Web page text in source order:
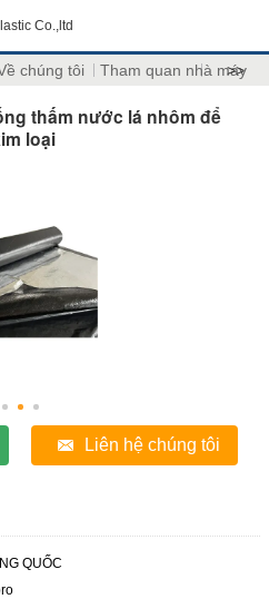
Co.,ltd
chúng tôi Tham quan nhà máy
>>
thấm nước lá nhôm để
loại
Liên hệ chúng tôi
QUỐC